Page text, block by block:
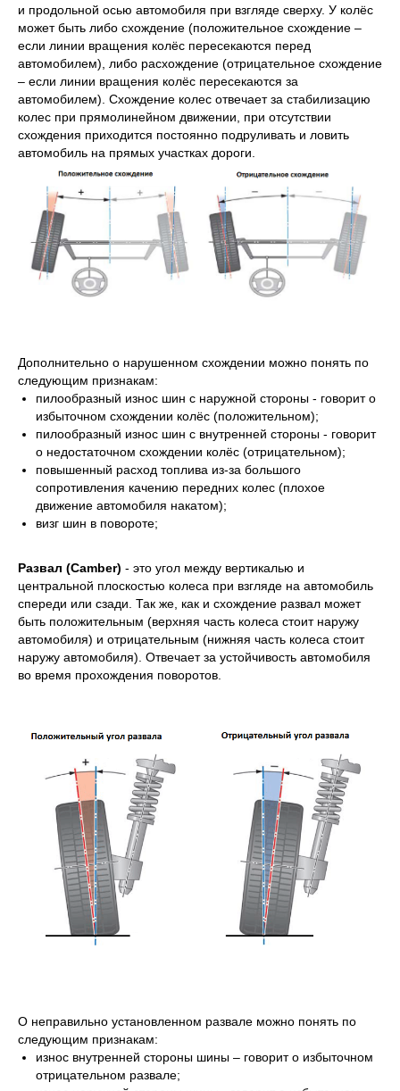
и продольной осью автомобиля при взгляде сверху. У колёс
может быть либо схождение (положительное схождение –
если линии вращения колёс пересекаются перед
автомобилем), либо расхождение (отрицательное схождение
– если линии вращения колёс пересекаются за
автомобилем). Схождение колес отвечает за стабилизацию
колес при прямолинейном движении, при отсутствии
схождения приходится постоянно подруливать и ловить
автомобиль на прямых участках дороги.
Дополнительно о нарушенном схождении можно понять по
следующим признакам:
пилообразный износ шин с наружной стороны - говорит о
избыточном схождении колёс (положительном);
пилообразный износ шин с внутренней стороны - говорит
о недостаточном схождении колёс (отрицательном);
повышенный расход топлива из-за большого
сопротивления качению передних колес (плохое
движение автомобиля накатом);
визг шин в повороте;
Развал (Camber) - это угол между вертикалью и
центральной плоскостью колеса при взгляде на автомобиль
спереди или сзади. Так же, как и схождение развал может
быть положительным (верхняя часть колеса стоит наружу
автомобиля) и отрицательным (нижняя часть колеса стоит
наружу автомобиля). Отвечает за устойчивость автомобиля
во время прохождения поворотов.
О неправильно установленном развале можно понять по
следующим признакам:
износ внутренней стороны шины – говорит о избыточном
отрицательном развале;